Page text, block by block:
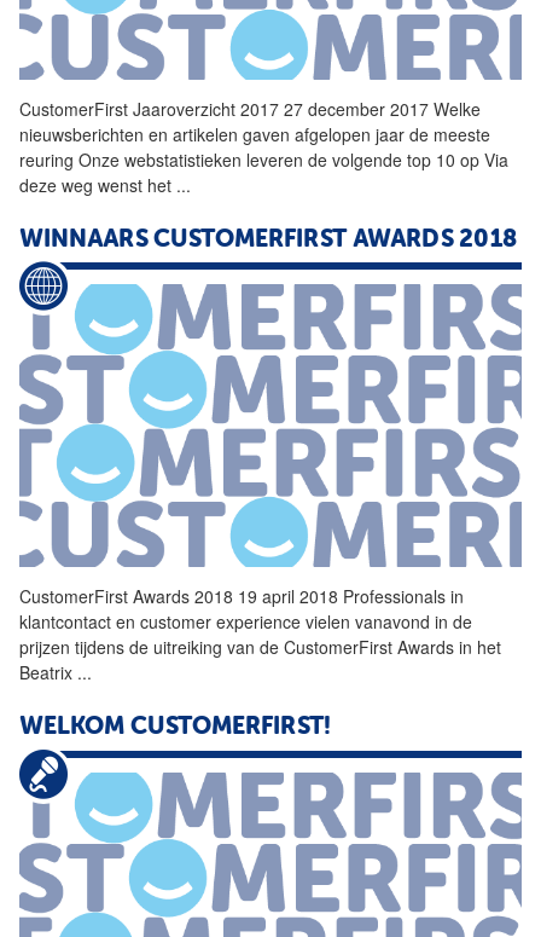
CustomerFirst Jaaroverzicht 2017 27 december 2017 Welke
nieuwsberichten en artikelen gaven afgelopen jaar de meeste
reuring Onze webstatistieken leveren de volgende top 10 op Via
deze weg wenst het ...
WINNAARS CUSTOMERFIRSTAWARDS 2018
CustomerFirst Awards 2018 19 april 2018 Professionals in
klantcontact en customer experience vielen vanavond in de
prijzen tijdens de uitreiking van de CustomerFirst Awards in het
Beatrix ...
WELKOM CUSTOMERFIRST!